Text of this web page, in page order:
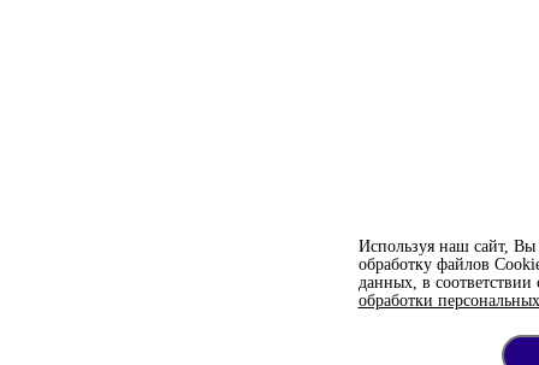
Используя наш сайт, Вы
обработку файлов
данных, в соответствии
обработки